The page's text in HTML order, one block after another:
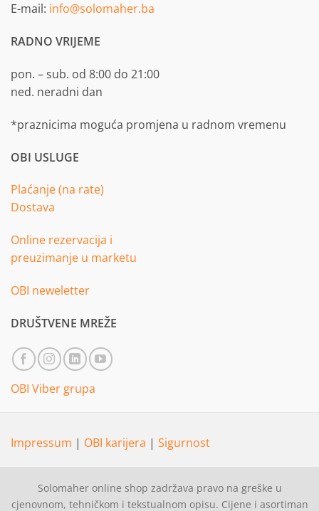
E-mail: info@solomaher.ba
RADNO VRIJEME
pon. – sub. od 8:00 do 21:00
ned. neradni dan
*praznicima moguća promjena u radnom vremenu
OBI USLUGE
Plaćanje (na rate)
Dostava
Online rezervacija i
preuzimanje u marketu
OBI neweletter
DRUŠTVENE MREŽE
OBI Viber grupa
Impressum | OBI karijera | Sigurnost
Solomaher online shop zadržava pravo na greške u
cjenovnom, tehničkom i tekstualnom opisu. Cijene i asortiman